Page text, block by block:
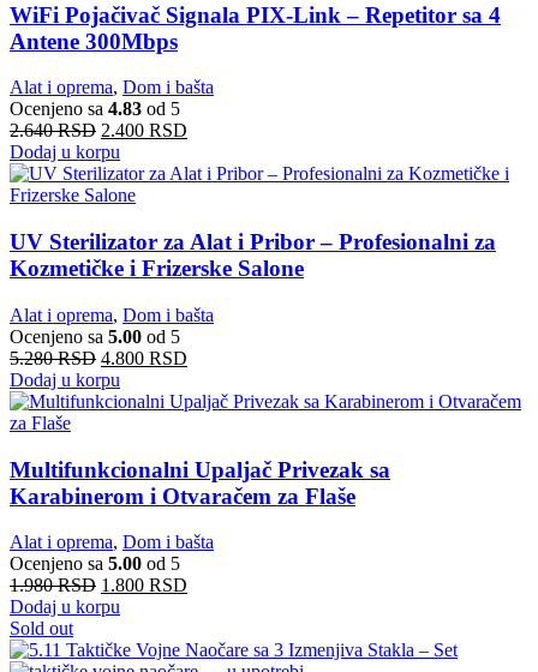
WiFi Pojačivač Signala PIX-Link – Repetitor sa 4
Antene 300Mbps
Alat i oprema, Dom i bašta
Ocenjeno sa 4.83 od 5
2.640RSD 2.400 RSD
Dodaj u korpu
UV Sterilizator za Alat i Pribor – Profesionalni za
Kozmetičke i Frizerske Salone
Alat i oprema, Dom i bašta
Ocenjeno sa 5.00 od 5
5.280RSD 4.800 RSD
Dodaj u korpu
Multifunkcionalni Upaljač Privezak sa
Karabinerom i Otvaračem za Flaše
Alat i oprema, Dom i bašta
Ocenjeno sa 5.00 od 5
1.980RSD 1.800 RSD
Dodaj u korpu
Sold out